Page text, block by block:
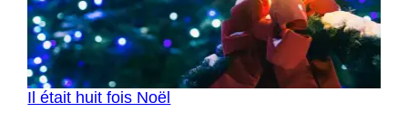
Il était huit fois Noël